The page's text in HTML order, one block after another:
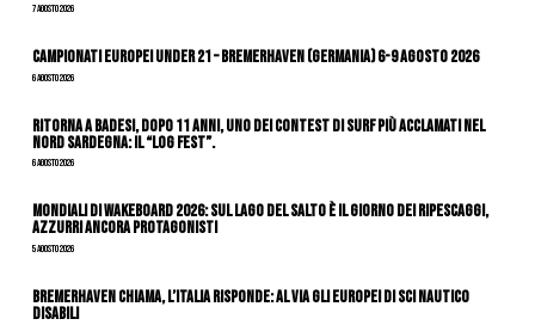
7 Agosto 2026
Campionati Europei Under 21 – Bremerhaven (Germania) 6-9 agosto 2026
6 Agosto 2026
Ritorna a Badesi, dopo 11 anni, uno dei contest di surf più acclamati nel
nord Sardegna: il “Log Fest”.
6 Agosto 2026
Mondiali di Wakeboard 2026: sul Lago del Salto è il giorno dei ripescaggi,
azzurri ancora protagonisti
5 Agosto 2026
Bremerhaven chiama, l’Italia risponde: al via gli Europei di Sci Nautico
Disabili